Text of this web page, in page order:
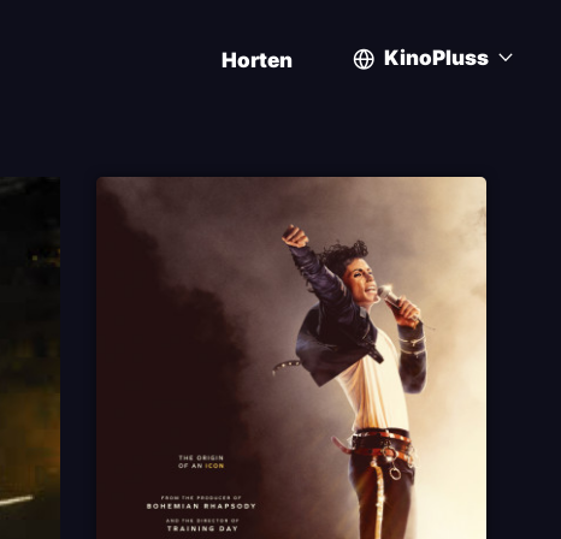
Horten
account
menu
KinoPluss